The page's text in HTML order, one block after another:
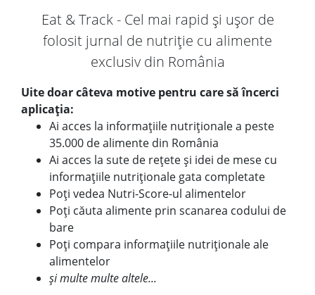
Eat & Track - Cel mai rapid și ușor de
folosit jurnal de nutriție cu alimente
exclusiv din România
Uite doar câteva motive pentru care să încerci
aplicația:
Ai acces la informațiile nutriționale a peste
35.000 de alimente din România
Ai acces la sute de rețete și idei de mese cu
informațiile nutriționale gata completate
Poți vedea Nutri-Score-ul alimentelor
Poți căuta alimente prin scanarea codului de
bare
Poți compara informațiile nutriționale ale
alimentelor
și multe multe altele...